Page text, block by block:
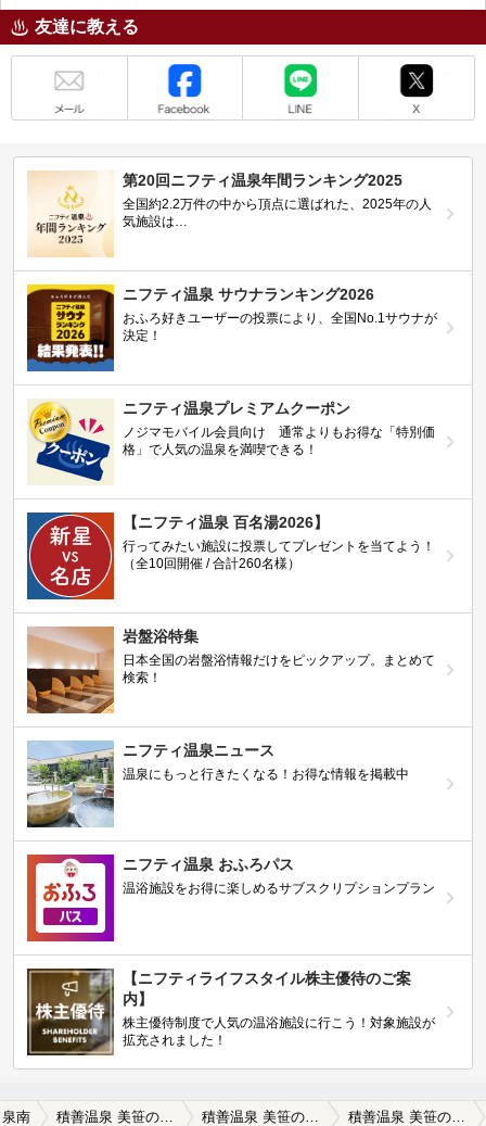
友達に教える
第20回ニフティ温泉年間ランキング2025
全国約2.2万件の中から頂点に選ばれた、2025年の人
気施設は…
ニフティ温泉 サウナランキング2026
おふろ好きユーザーの投票により、全国No.1サウナが
決定！
ニフティ温泉プレミアムクーポン
ノジマモバイル会員向け 通常よりもお得な「特別価
格」で人気の温泉を満喫できる！
【ニフティ温泉 百名湯2026】
行ってみたい施設に投票してプレゼントを当てよう！
（全10回開催 / 合計260名様）
岩盤浴特集
日本全国の岩盤浴情報だけをピックアップ。まとめて
検索！
ニフティ温泉ニュース
温泉にもっと行きたくなる！お得な情報を掲載中
ニフティ温泉 おふろパス
温浴施設をお得に楽しめるサブスクリプションプラン
【ニフティライフスタイル株主優待のご案
内】
株主優待制度で人気の温浴施設に行こう！対象施設が
拡充されました！
泉南 積善温泉 美笹のゆ（しゃくぜんおんせんみささのゆ）の口コミ 岩盤浴良かったよ。ロウリュウは30分お…